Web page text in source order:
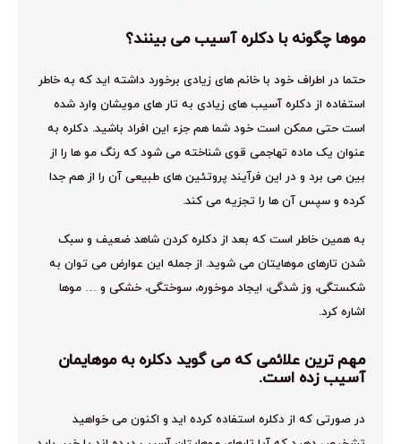
موها چگونه با دکلره آسیب می بینند؟
حتما در اطراف خود با خانم های زیادی برخورد داشته اید که به خاطر
استفاده از دکلره آسیب های زیادی به تار های مویشان وارد شده
است حتی ممکن است خود شما هم جزء این افراد باشید. دکلره به
عنوان یک ماده تهاجمی قوی شناخته می شود که رنگ مو ها را از
بین می برد و در این فرآیند پروتئین های طبیعی آن را از هم جدا
کرده و سپس آن ها را تجزیه می کند.
به همین خاطر است که بعد از دکلره کردن شاهد ضعیف و سبک
شدن تارهای موهایتان می شوید. از جمله این عوارض می توان به
شکستگی، وز شدگی، ایجاد موخوره، سوختگی، خشکی و … موها
اشاره کرد.
مهم ترین علائمی که می گوید دکلره به موهایمان
آسیب زده است.
در صورتی که از دکلره استفاده کرده اید و اکنون می خواهید